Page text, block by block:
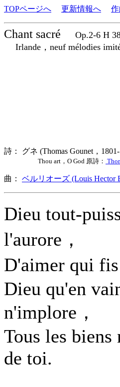
TOPページへ 更新情報へ
Chant sacré
Op.2-6 H
Irlande，neuf mélodies
詩： グネ (Thomas Gounet，
Thou art，O God 原詩：
曲： ベルリオーズ (Louis Hector
Dieu tout-
l'aurore，
D'aimer qui
Dieu qu'en
n'implore，
Tous les biens
de toi.